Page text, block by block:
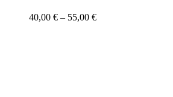
40,00 € – 55,00 €Price